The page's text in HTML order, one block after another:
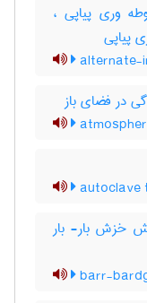
وری پیاپی ،
پیاپی
alternate-
در فضای باز
autoclave
خزش بار- بار
barr-